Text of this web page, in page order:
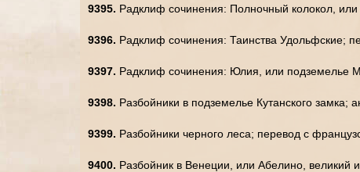
9395. Радклиф сочинения: Полночный колокол, или
9396. Радклиф сочинения: Таинства Удольфские;
9397. Радклиф сочинения: Юлия, или подземелье
9398. Разбойники в подземелье Кутанского замка;
9399. Разбойники черного леса; перевод с
9400. Разбойник в Венеции, или Абелино, великий